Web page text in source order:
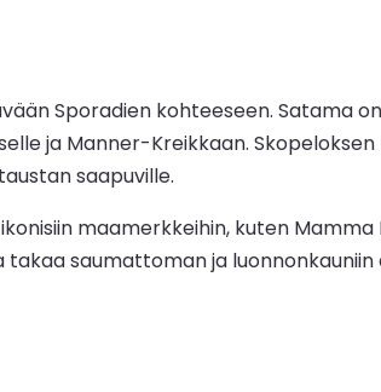
Sporadien kohteeseen. Satama
ja Manner-Kreikkaan. Skopeloksen
saapuville.
maamerkkeihin, kuten Mamma
saumattoman ja luonnonkauniin